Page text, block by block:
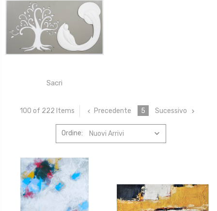
Sacri
100 of 222 Items Precedente 5 Sucessivo
Ordine: